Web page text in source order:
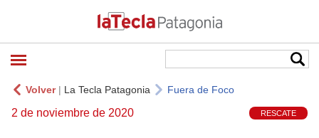
Volver| La Tecla Patagonia Fuera de Foco
2 de noviembre de 2020 RESCATE